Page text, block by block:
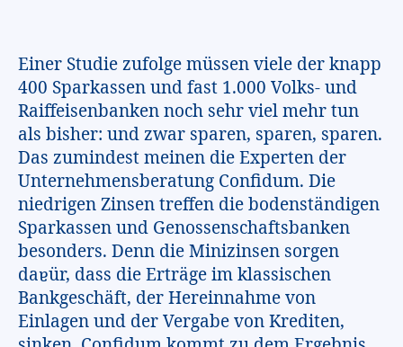
Einer Studie zufolge müssen viele der knapp
400 Sparkassen und fast 1.000 Volks- und
Raiffeisenbanken noch sehr viel mehr tun
als bisher: und zwar sparen, sparen, sparen.
Das zumindest meinen die Experten der
Unternehmensberatung Confidum. Die
niedrigen Zinsen treffen die bodenständigen
Sparkassen und Genossenschaftsbanken
besonders. Denn die Minizinsen sorgen
daɐür, dass die Erträge im klassischen
Bankgeschäft, der Hereinnahme von
Einlagen und der Vergabe von Krediten,